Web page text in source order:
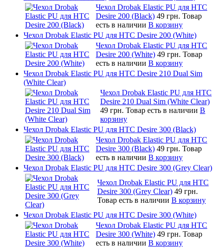
Чехол Drobak Elastic PU для HTC
Desire 200 (Black) 49 грн. Товар
есть в наличии В корзину
Чехол Drobak Elastic PU для HTC Desire 200 (White)
Чехол Drobak Elastic PU для HTC
Desire 200 (White) 49 грн. Товар
есть в наличии В корзину
Чехол Drobak Elastic PU для HTC Desire 210 Dual Sim
(White Clear)
Чехол Drobak Elastic PU для HTC
Desire 210 Dual Sim (White Clear)
49 грн. Товар есть в наличии В
корзину
Чехол Drobak Elastic PU для HTC Desire 300 (Black)
Чехол Drobak Elastic PU для HTC
Desire 300 (Black) 49 грн. Товар
есть в наличии В корзину
Чехол Drobak Elastic PU для HTC Desire 300 (Grey Clear)
Чехол Drobak Elastic PU для HTC
Desire 300 (Grey Clear) 49 грн.
Товар есть в наличии В корзину
Чехол Drobak Elastic PU для HTC Desire 300 (White)
Чехол Drobak Elastic PU для HTC
Desire 300 (White) 49 грн. Товар
есть в наличии В корзину